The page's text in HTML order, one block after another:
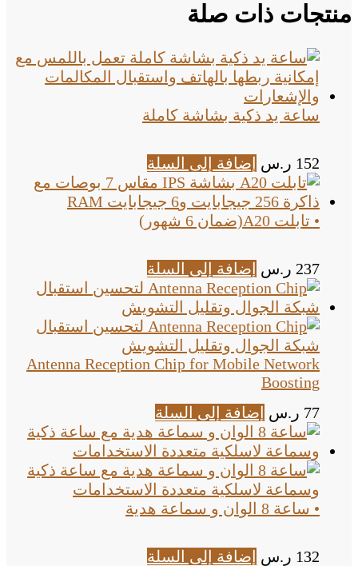
منتجات ذات صلة
ساعة يد ذكية بشاشة كاملة
152 ر.س إضافة إلى السلة
• تابلت A20(ضمان 6 شهور)
237 ر.س إضافة إلى السلة
Antenna Reception Chip for Mobile Network
Boosting
77 ر.س إضافة إلى السلة
• ساعة 8 الوان و سماعة هدية
132 ر.س إضافة إلى السلة